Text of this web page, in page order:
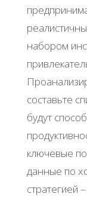
набором
составьте
будут
ключевые
данные по
стратегией